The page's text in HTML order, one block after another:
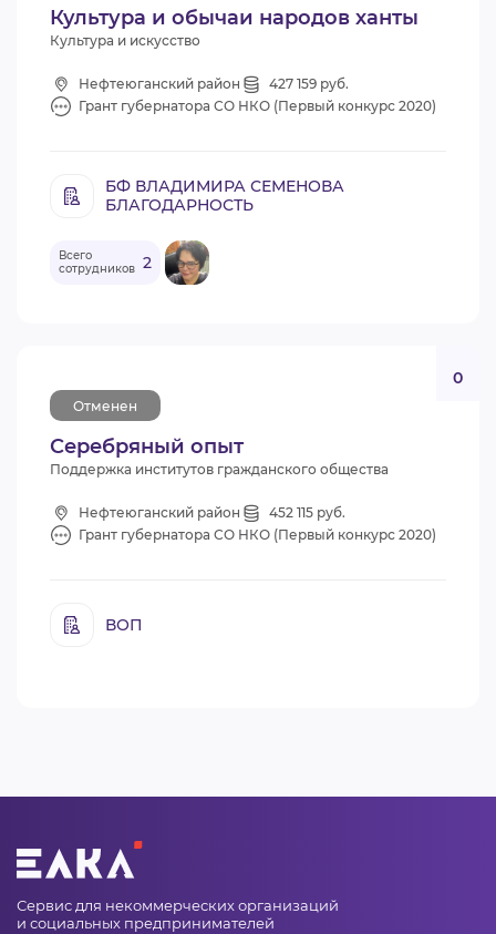
Культура и обычаи народов ханты
Культура и искусство
Нефтеюганский район
427 159 руб.
Грант губернатора СО НКО (Первый конкурс 2020)
БФ ВЛАДИМИРА СЕМЕНОВА
БЛАГОДАРНОСТЬ
Всего
сотрудников 2
Серебряный опыт
Отменен
0
Поддержка институтов гражданского общества
Нефтеюганский район
452 115 руб.
Грант губернатора СО НКО (Первый конкурс 2020)
ВОП
Сервис для некоммерческих организаций
и социальных предпринимателей